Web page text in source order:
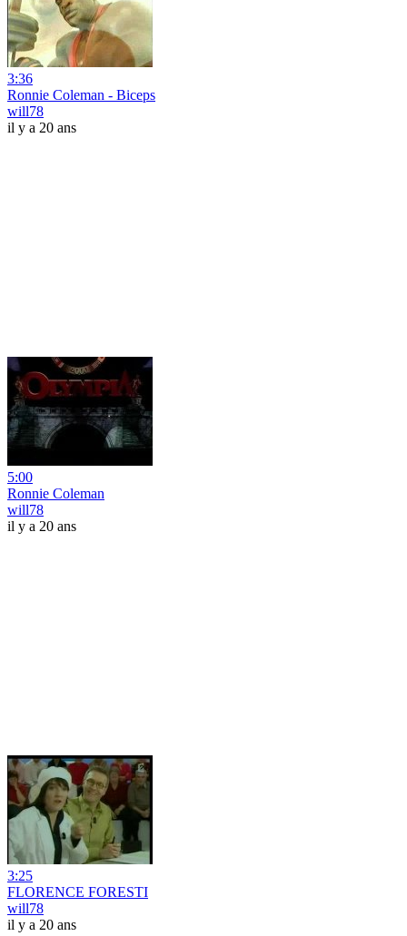
3:36
Ronnie Coleman - Biceps
will78
il y a 20 ans
5:00
Ronnie Coleman
will78
il y a 20 ans
3:25
FLORENCE FORESTI
will78
il y a 20 ans